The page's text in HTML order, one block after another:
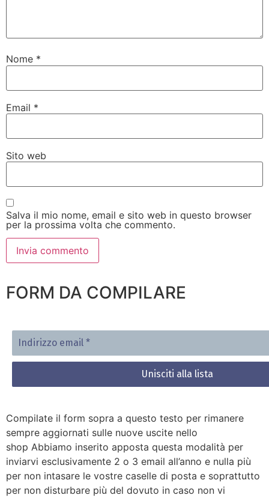
Nome *
Email *
Sito web
Salva il mio nome, email e sito web in questo browser
per la prossima volta che commento.
FORM DA COMPILARE
Indirizzo
email
*
Compilate il form sopra a questo testo per rimanere
sempre aggiornati sulle nuove uscite nello
shop Abbiamo inserito apposta questa modalità per
inviarvi esclusivamente 2 o 3 email all’anno e nulla più
per non intasare le vostre caselle di posta e soprattutto
per non disturbare più del dovuto in caso non vi